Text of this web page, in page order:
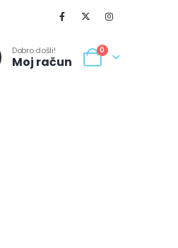
Dobro došli!
Moj račun
0